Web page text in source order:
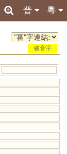
粵
普
破音字